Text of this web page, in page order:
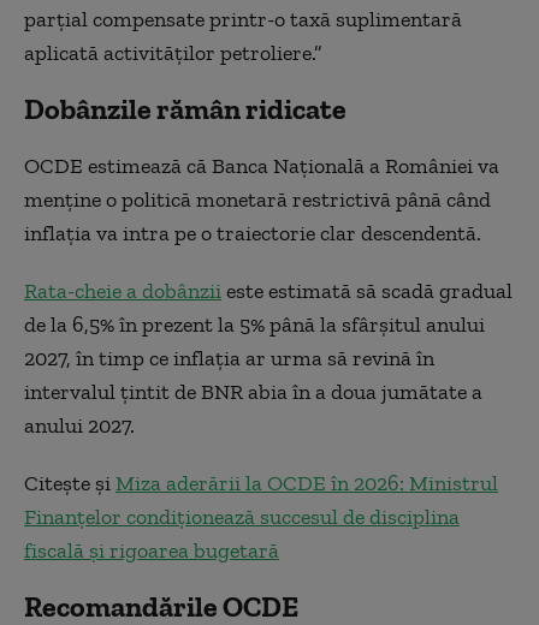
parțial compensate printr-o taxă suplimentară
aplicată activităților petroliere.”
Dobânzile rămân ridicate
OCDE estimează că Banca Națională a României va
menține o politică monetară restrictivă până când
inflația va intra pe o traiectorie clar descendentă.
Rata-cheie a dobânziieste estimată să scadă gradual
de la 6,5% în prezent la 5% până la sfârșitul anului
2027, în timp ce inflația ar urma să revină în
intervalul țintit de BNR abia în a doua jumătate a
anului 2027.
Citește șiMiza aderării la OCDE în 2026: Ministrul
Finanțelor condiționează succesul de disciplina
fiscală și rigoarea bugetară
Recomandările OCDE